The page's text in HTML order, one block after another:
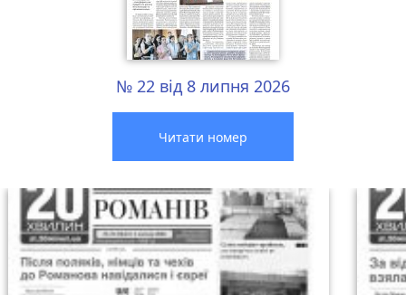
№ 22 від 8 липня 2026
Читати номер